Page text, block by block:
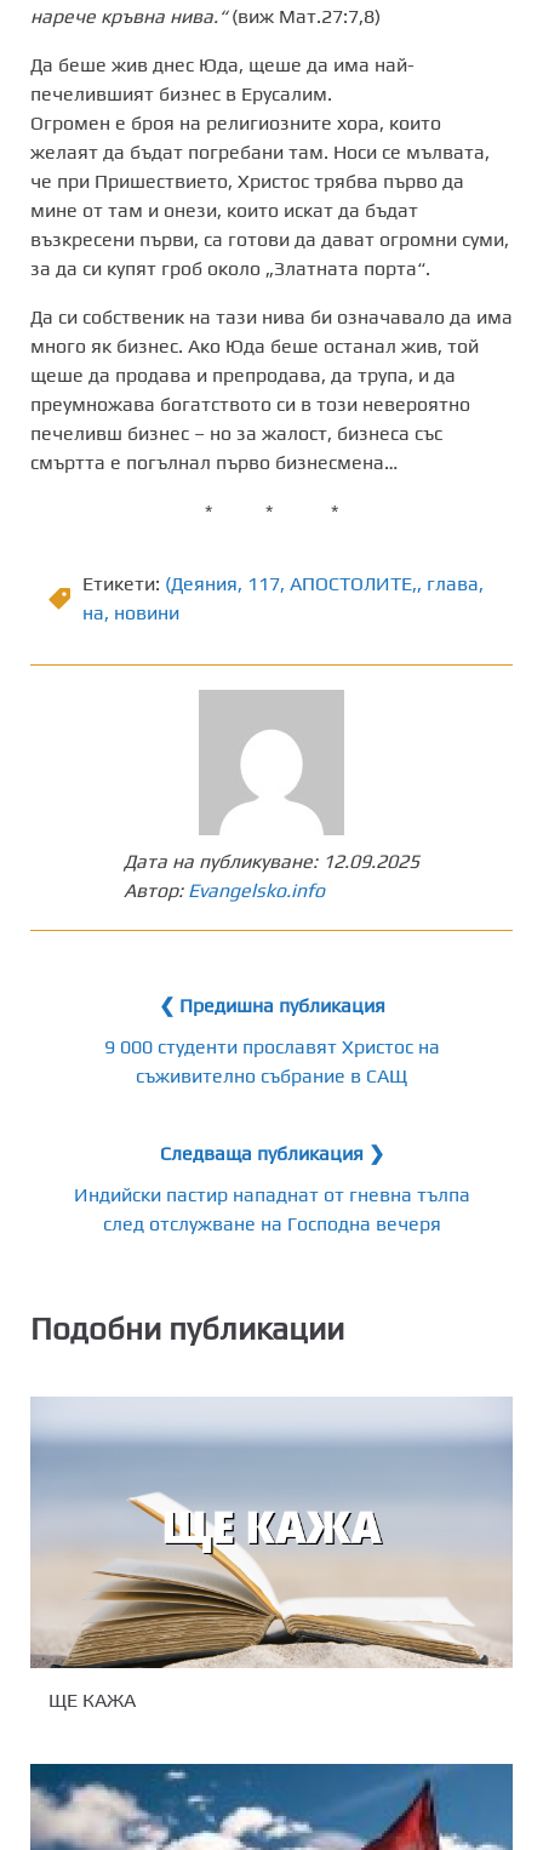
нарече кръвна нива.“(виж Мат.27:7,8)
Да беше жив днес Юда, щеше да има най-
печелившият бизнес в Ерусалим.
Огромен е броя на религиозните хора, които
желаят да бъдат погребани там. Носи се мълвата,
че при Пришествието, Христос трябва първо да
мине от там и онези, които искат да бъдат
възкресени първи, са готови да дават огромни суми,
за да си купят гроб около „Златната порта“.
Да си собственик на тази нива би означавало да има
много як бизнес. Ако Юда беше останал жив, той
щеше да продава и препродава, да трупа, и да
преумножава богатството си в този невероятно
печеливш бизнес – но за жалост, бизнеса със
смъртта е погълнал първо бизнесмена…
* * *
Етикети: (Деяния, 117, АПОСТОЛИТЕ,, глава,
на, новини
Дата на публикуване: 12.09.2025
Автор: Evangelsko.info
❮ Предишна публикация
9 000 студенти прославят Христос на
съживително събрание в САЩ
Следваща публикация ❯
Индийски пастир нападнат от гневна тълпа
след отслужване на Господна вечеря
Подобни публикации
ЩЕ КАЖА